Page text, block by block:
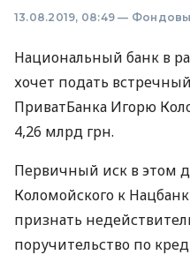
13.08.2019, 08:49 —
Национальный банк в
хочет подать
ПриватБанка Игорю
4,26 млрд грн.
Первичный иск в этом
Коломойского к
признать
поручительство по